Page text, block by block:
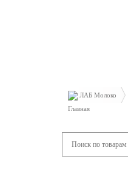
ЛАБ Молоко